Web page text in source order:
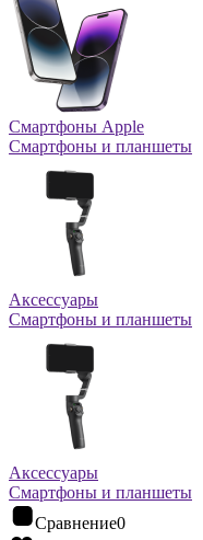
Смартфоны Apple
Смартфоны и планшеты
Аксессуары
Смартфоны и планшеты
Аксессуары
Смартфоны и планшеты
Сравнение0